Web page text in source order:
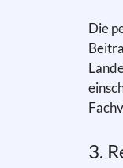
Die
3.